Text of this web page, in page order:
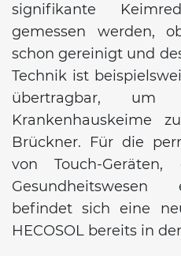
signifikante
gemessen werden,
schon gereinigt und
Technik ist
übertragbar,
Krankenhauskeime
Brückner. Für die
von Touch-
befindet sich eine
HECOSOL bereits in